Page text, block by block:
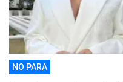
NO PARA